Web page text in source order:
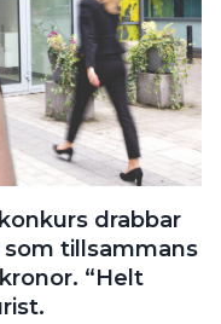
drabbar
tillsammans
“Helt